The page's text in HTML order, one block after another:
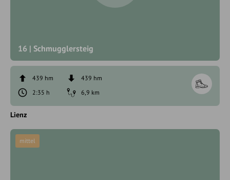
16 | Schmugglersteig
439 hm
439 hm
2:35 h
6,9 km
Lienz
mittel